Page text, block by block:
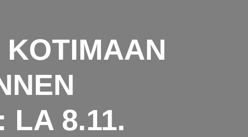
KOTIMAAN
LA 8.11.